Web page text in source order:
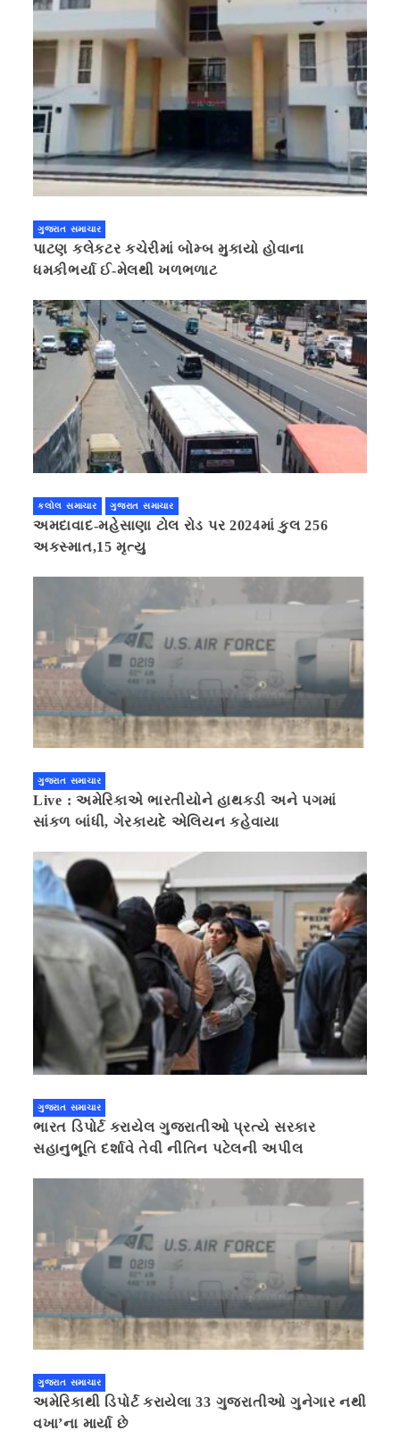
ગુજરાત સમાચાર
પાટણ કલેકટર કચેરીમાં બોમ્બ મુકાયો હોવાના
ધમકીભર્યા ઈ-મેલથી ખળભળાટ
કલોલ સમાચાર ગુજરાત સમાચાર
અમદાવાદ-મહેસાણા ટોલ રોડ પર 2024માં કુલ 256
અકસ્માત,15 મૃત્યુ
ગુજરાત સમાચાર
Live : અમેરિકાએ ભારતીયોને હાથકડી અને પગમાં
સાંકળ બાંધી, ગેરકાયદે એલિયન કહેવાયા
ગુજરાત સમાચાર
ભારત ડિપોર્ટ કરાયેલ ગુજરાતીઓ પ્રત્યે સરકાર
સહાનુભૂતિ દર્શાવે તેવી નીતિન પટેલની અપીલ
ગુજરાત સમાચાર
અમેરિકાથી ડિપોર્ટ કરાયેલા 33 ગુજરાતીઓ ગુનેગાર નથી
વખા’ના માર્યા છે